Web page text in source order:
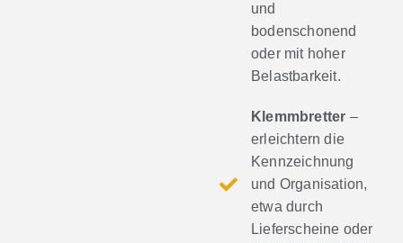
und
bodenschonend
oder mit hoher
Belastbarkeit.
Klemmbretter –
erleichtern die
Kennzeichnung
und Organisation,
etwa durch
Lieferscheine oder